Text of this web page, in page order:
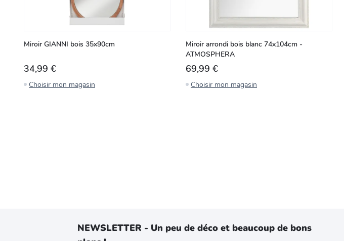
Miroir GIANNI bois 35x90cm
34,99 €
Choisir mon magasin
Miroir arrondi bois blanc 74x104cm -
ATMOSPHERA
69,99 €
Choisir mon magasin
NEWSLETTER - Un peu de déco et beaucoup de bons